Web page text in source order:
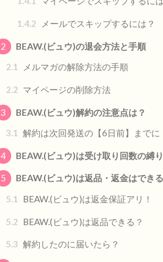
1.4.2 メールでスキップするには？
2
BEAW.(ビュウ)の退会方法と手順
2.1
メルマガの解除方法の手順
2.2 マイページの削除方法
3
BEAW.(ビュウ)解約の注意点は？
3.1
解約は次回発送の【6日前】までに
4 BEAW.(ビュウ)は受け取り回数の縛り
5
BEAW.(ビュウ)は返品・返金はでき
5.1
BEAW.(ビュウ)は返金保証アリ！
5.2 BEAW.(ビュウ)は返品できる？
5.3 解約したのに届いたら？